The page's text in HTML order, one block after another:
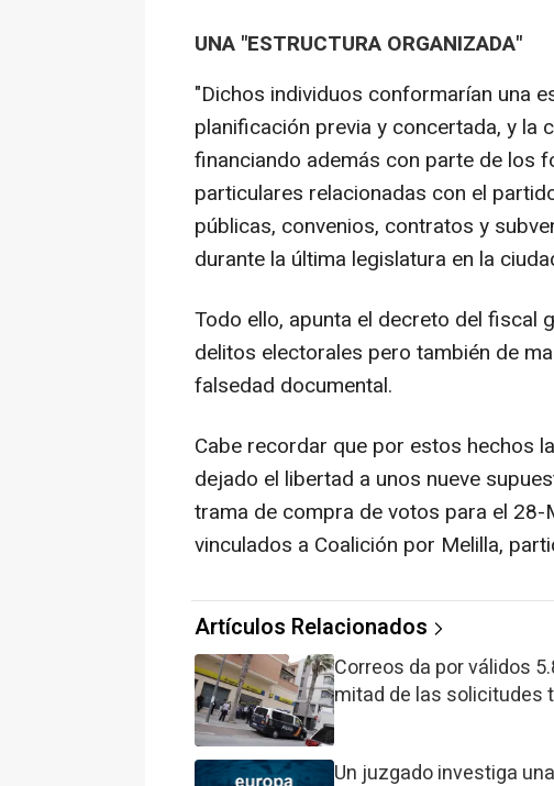
UNA "ESTRUCTURA ORGANIZADA"
"Dichos individuos conformarían una
planificación previa y concertada, y la
financiando además con parte de los
particulares relacionadas con el
públicas, convenios, contratos y
durante la última legislatura en la
Todo ello, apunta el decreto del fiscal
delitos electorales pero también de
falsedad documental.
Cabe recordar que por estos hechos
dejado el libertad a unos nueve
trama de compra de votos para el
vinculados a Coalición por Melilla,
Artículos Relacionados
Correos da por válidos
mitad de las solicitudes
Un juzgado investiga